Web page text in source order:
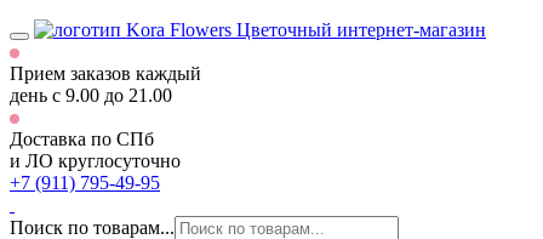
Цветочный интернет-магазин
Прием заказов каждый
день с 9.00 до 21.00
Доставка по СПб
и ЛО круглосуточно
+7 (911) 795-49-95
Поиск по товарам...